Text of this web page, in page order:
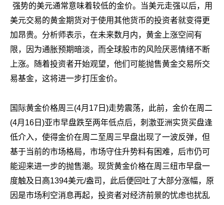
强势的美元通常意味着较低的金价。当美元走强以后，用
美元交易的黄金期货对于使用其他货币的投资者就变得更
加昂贵。分析师表示，在未来数月内，黄金上涨空间有
限，因为通胀预期暗淡，而全球股市的风险厌恶情绪不断
上涨。随着投资者开始观望，他们可能抛售黄金交易所交
易基金，这将进一步打压金价。
国际黄金价格周三(4月17日)走势震荡，此前，金价在周二
(4月16日)亚市早盘跌至两年低点后，刺激亚洲实货买盘逢
低介入，使得金价在周二至周三早盘出现了一波反弹，但
基于当前的市场格局，市场守住升势料有困难，后市仍可
能迎来进一步的抛售潮。现货黄金价格在周三纽市早盘一
度触及日高1394美元/盎司，此后便回吐了大部分涨幅，原
因是市场利空消息再起，投资者对经济前景的忧虑也扰乱